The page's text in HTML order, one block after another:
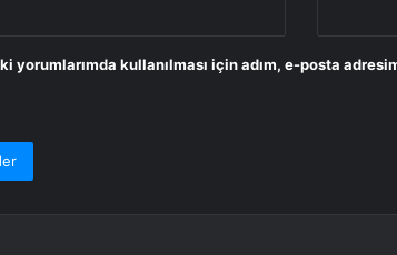
yorumlarımda kullanılması için adım, e-posta